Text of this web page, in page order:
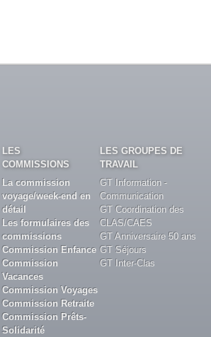
LES
COMMISSIONS
La commission
voyage/week-end en
détail
Les formulaires des
commissions
Commission Enfance
Commission
Vacances
Commission Voyages
Commission Retraite
Commission Prêts-
Solidarité
LES GROUPES DE
TRAVAIL
GT Information -
Communication
GT Coordination des
CLAS/CAES
GT Anniversaire 50 ans
GT Séjours
GT Inter-Clas